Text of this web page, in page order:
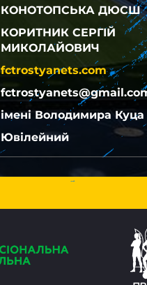
КОНОТОПСЬКА ДЮСШ
КОРИТНИК СЕРГІЙ
МИКОЛАЙОВИЧ
fctrostyanets.com
імені Володимира Куца
Ювілейний